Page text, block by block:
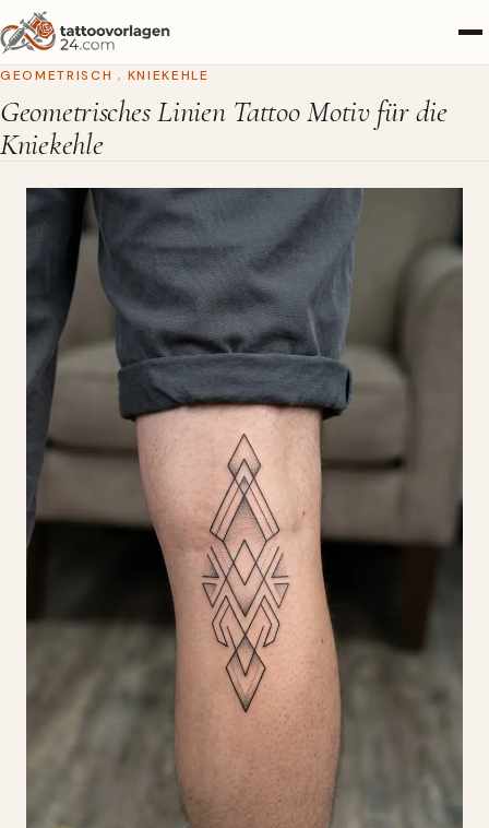
GEOMETRISCH , KNIEKEHLE
Geometrisches Linien Tattoo Motiv für die
Kniekehle